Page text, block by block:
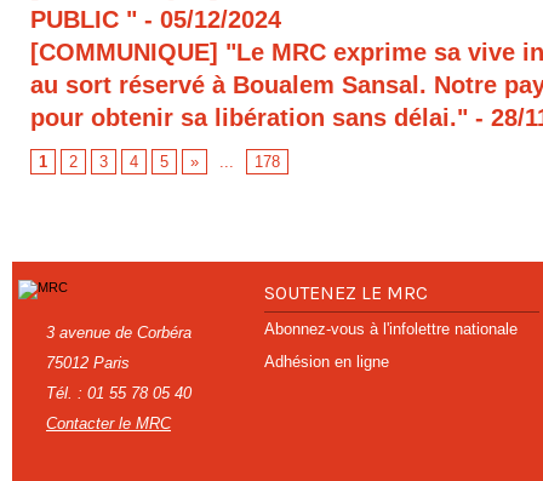
PUBLIC " - 05/12/2024
[COMMUNIQUE] "Le MRC exprime sa vive
au sort réservé à Boualem Sansal. Notre
pour obtenir sa libération sans délai." - 28/
1 2 3 4 5 » ... 178
3 avenue de Corbéra
75012 Paris
Tél. : 01 55 78 05 40
Contacter le MRC
SOUTENEZ LE MRC
Abonnez-vous à l'infolettre nationale
Adhésion en ligne